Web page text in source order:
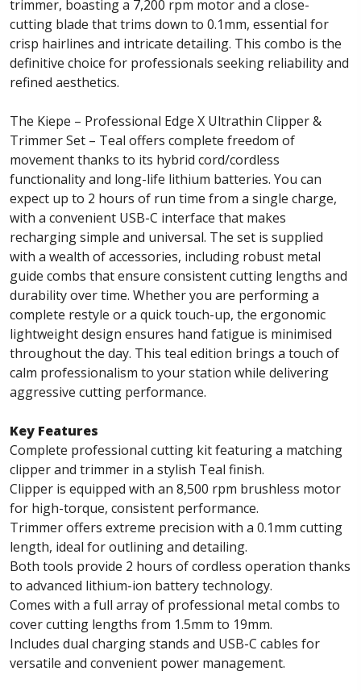
trimmer, boasting a 7,200 rpm motor and a close-
cutting blade that trims down to 0.1mm, essential for
crisp hairlines and intricate detailing. This combo is the
definitive choice for professionals seeking reliability and
refined aesthetics.
The Kiepe – Professional Edge X Ultrathin Clipper &
Trimmer Set – Teal offers complete freedom of
movement thanks to its hybrid cord/cordless
functionality and long-life lithium batteries. You can
expect up to 2 hours of run time from a single charge,
with a convenient USB-C interface that makes
recharging simple and universal. The set is supplied
with a wealth of accessories, including robust metal
guide combs that ensure consistent cutting lengths and
durability over time. Whether you are performing a
complete restyle or a quick touch-up, the ergonomic
lightweight design ensures hand fatigue is minimised
throughout the day. This teal edition brings a touch of
calm professionalism to your station while delivering
aggressive cutting performance.
Key Features
Complete professional cutting kit featuring a matching
clipper and trimmer in a stylish Teal finish.
Clipper is equipped with an 8,500 rpm brushless motor
for high-torque, consistent performance.
Trimmer offers extreme precision with a 0.1mm cutting
length, ideal for outlining and detailing.
Both tools provide 2 hours of cordless operation thanks
to advanced lithium-ion battery technology.
Comes with a full array of professional metal combs to
cover cutting lengths from 1.5mm to 19mm.
Includes dual charging stands and USB-C cables for
versatile and convenient power management.